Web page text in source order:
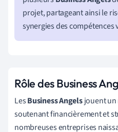
projet, partageant ainsi le
synergies des compétences
Rôle des Business
LesBusiness Angelsjouent un
soutenant financièrement et
nombreuses entreprises